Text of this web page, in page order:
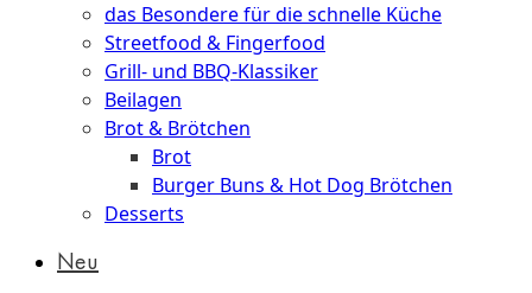
das Besondere für die schnelle Küche
Streetfood & Fingerfood
Grill- und BBQ-Klassiker
Beilagen
Brot & Brötchen
Brot
Burger Buns & Hot Dog Brötchen
Desserts
Neu